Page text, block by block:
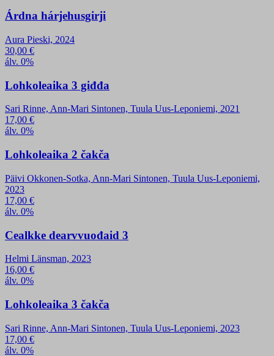
Árdna hárjehusgirji
Aura Pieski, 2024
30,00 €
álv. 0%
Lohkoleaika 3 giđđa
Sari Rinne, Ann-Mari Sintonen, Tuula Uus-Leponiemi, 2021
17,00 €
álv. 0%
Lohkoleaika 2 čakča
Päivi Okkonen-Sotka, Ann-Mari Sintonen, Tuula Uus-Leponiemi,
2023
17,00 €
álv. 0%
Cealkke dearvvuođaid 3
Helmi Länsman, 2023
16,00 €
álv. 0%
Lohkoleaika 3 čakča
Sari Rinne, Ann-Mari Sintonen, Tuula Uus-Leponiemi, 2023
17,00 €
álv. 0%